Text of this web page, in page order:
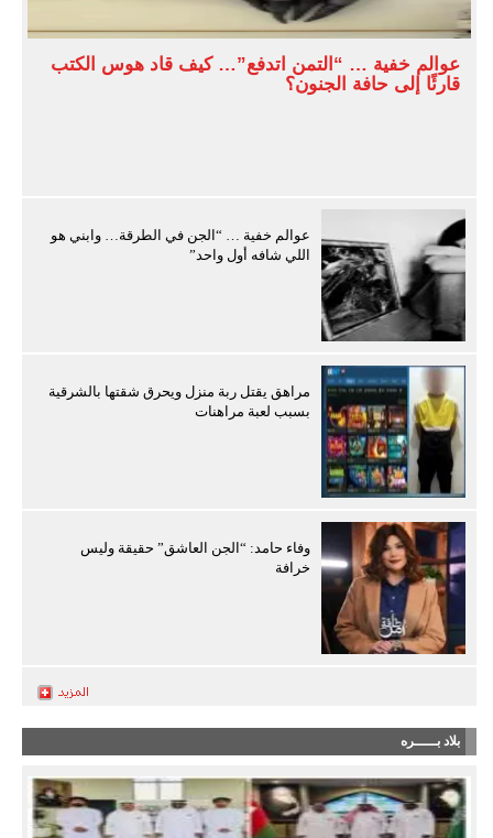
عوالم خفية … “التمن اتدفع”… كيف قاد هوس الكتب
قارئًا إلى حافة الجنون؟
عوالم خفية … “الجن في الطرقة… وابني هو
اللي شافه أول واحد”
مراهق يقتل ربة منزل ويحرق شقتها بالشرقية
بسبب لعبة مراهنات
وفاء حامد: “الجن العاشق” حقيقة وليس
خرافة
بلاد بـــــره